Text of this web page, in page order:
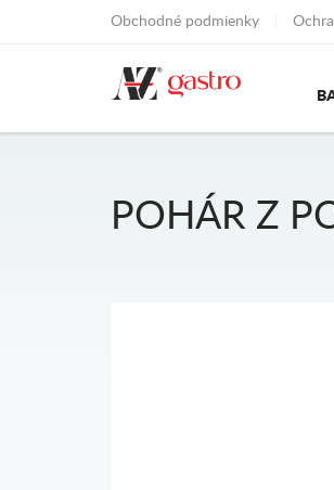
Obchodné podmienky
POHÁR Z